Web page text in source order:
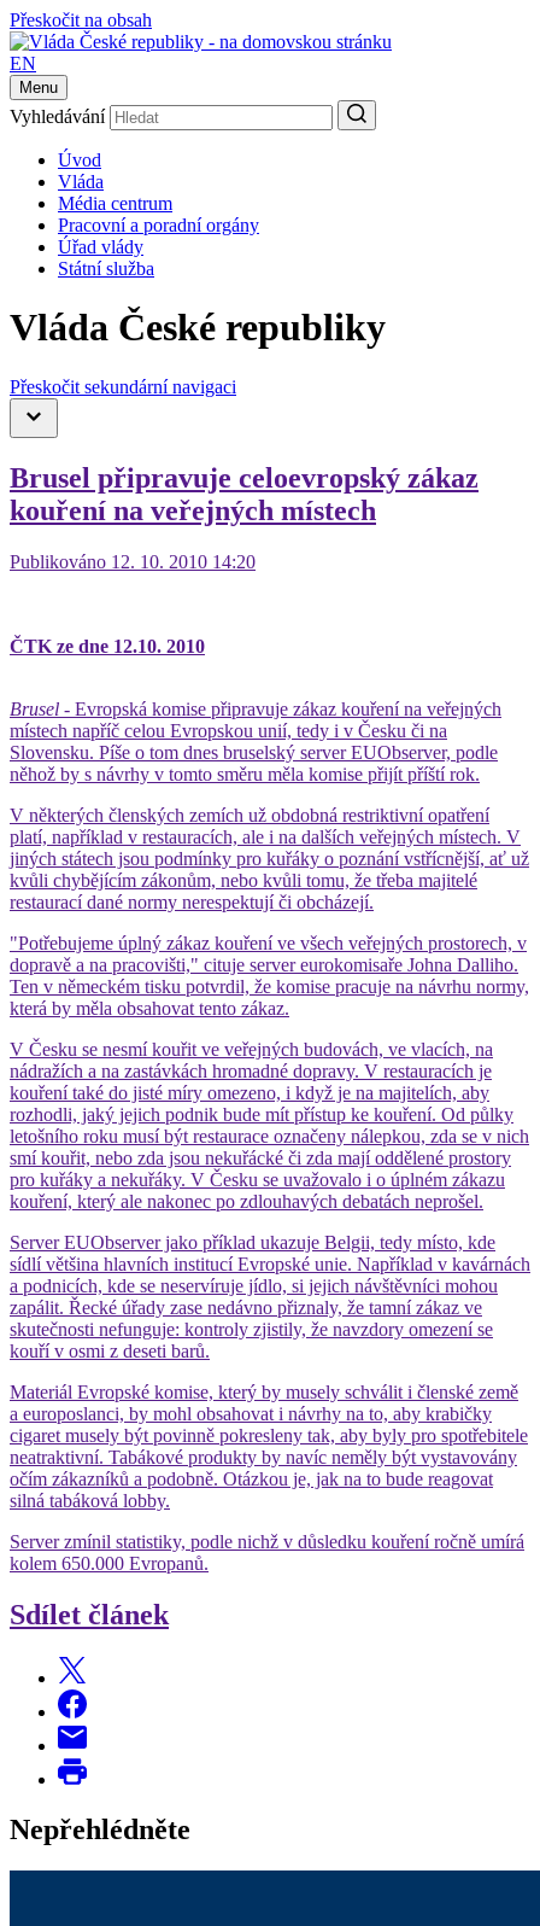
Přeskočit na obsah
EN
Menu
Vyhledávání
Úvod
Vláda
Média centrum
Pracovní a poradní orgány
Úřad vlády
Státní služba
Vláda České republiky
Přeskočit sekundární navigaci
Brusel připravuje celoevropský zákaz
kouření na veřejných místech
Publikováno 12. 10. 2010 14:20
ČTK ze dne 12.10. 2010
Brusel - Evropská komise připravuje zákaz kouření na veřejných
místech napříč celou Evropskou unií, tedy i v Česku či na
Slovensku. Píše o tom dnes bruselský server EUObserver, podle
něhož by s návrhy v tomto směru měla komise přijít příští rok.
V některých členských zemích už obdobná restriktivní opatření
platí, například v restauracích, ale i na dalších veřejných místech. V
jiných státech jsou podmínky pro kuřáky o poznání vstřícnější, ať už
kvůli chybějícím zákonům, nebo kvůli tomu, že třeba majitelé
restaurací dané normy nerespektují či obcházejí.
"Potřebujeme úplný zákaz kouření ve všech veřejných prostorech, v
dopravě a na pracovišti," cituje server eurokomisaře Johna Dalliho.
Ten v německém tisku potvrdil, že komise pracuje na návrhu normy,
která by měla obsahovat tento zákaz.
V Česku se nesmí kouřit ve veřejných budovách, ve vlacích, na
nádražích a na zastávkách hromadné dopravy. V restauracích je
kouření také do jisté míry omezeno, i když je na majitelích, aby
rozhodli, jaký jejich podnik bude mít přístup ke kouření. Od půlky
letošního roku musí být restaurace označeny nálepkou, zda se v nich
smí kouřit, nebo zda jsou nekuřácké či zda mají oddělené prostory
pro kuřáky a nekuřáky. V Česku se uvažovalo i o úplném zákazu
kouření, který ale nakonec po zdlouhavých debatách neprošel.
Server EUObserver jako příklad ukazuje Belgii, tedy místo, kde
sídlí většina hlavních institucí Evropské unie. Například v kavárnách
a podnicích, kde se neservíruje jídlo, si jejich návštěvníci mohou
zapálit. Řecké úřady zase nedávno přiznaly, že tamní zákaz ve
skutečnosti nefunguje: kontroly zjistily, že navzdory omezení se
kouří v osmi z deseti barů.
Materiál Evropské komise, který by musely schválit i členské země
a europoslanci, by mohl obsahovat i návrhy na to, aby krabičky
cigaret musely být povinně pokresleny tak, aby byly pro spotřebitele
neatraktivní. Tabákové produkty by navíc neměly být vystavovány
očím zákazníků a podobně. Otázkou je, jak na to bude reagovat
silná tabáková lobby.
Server zmínil statistiky, podle nichž v důsledku kouření ročně umírá
kolem 650.000 Evropanů.
Sdílet článek
Nepřehlédněte